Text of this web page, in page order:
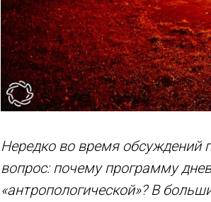
Нередко во время обсуждений
вопрос: почему программу
«антропологической»? В